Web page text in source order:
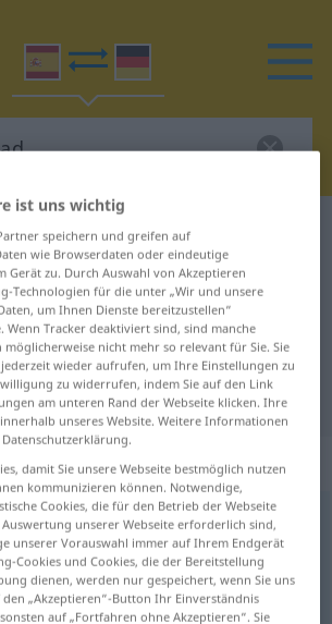
Wörterbuch inmaterialidad
Übersetzung für
Deutsch
: femenino
Übersetzung anklicken/antippen)
ist uns wichtig
speichern und greifen auf
wie Browserdaten oder eindeutige
Gerät zu. Durch Auswahl von Akzeptieren
Technologien für die unter „Wir und unsere
um Ihnen Dienste bereitzustellen“
Wenn Tracker deaktiviert sind, sind manche
nicht mehr so relevant für Sie. Sie
wieder aufrufen, um Ihre Einstellungen zu
zu widerrufen, indem Sie auf den Link
am unteren Rand der Webseite klicken. Ihre
unseres Website. Weitere Informationen
damit Sie unsere Webseite bestmöglich nutzen
kommunizieren können. Notwendige,
Cookies, die für den Betrieb der Webseite
unserer Webseite erforderlich sind,
unserer Vorauswahl immer auf Ihrem Endgerät
Cookies und Cookies, die der Bereitstellung
dienen, werden nur gespeichert, wenn Sie uns
„Akzeptieren“-Button Ihr Einverständnis
auf „Fortfahren ohne Akzeptieren“. Sie